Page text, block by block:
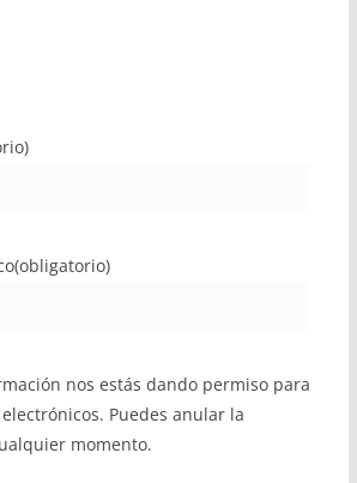
(obligatorio)
nos estás dando permiso para
Puedes anular la
momento.